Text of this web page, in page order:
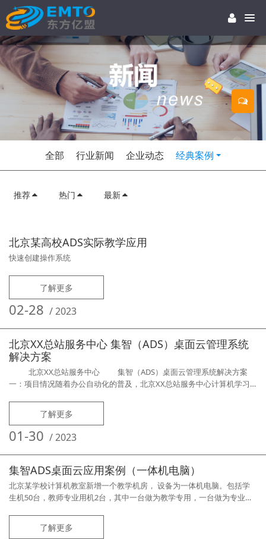
全部 行业新闻 企业动态 经典案例
推荐 热门 最新
北京某高校ADS实际教学应用
快速创建操作系统
了解更多
02-28 /2023
北京XX总站服务中心 集智（ADS）桌面云管理系统
解决方案
北京XX总站服务中心 集智（ADS）桌面云管理系统解决方案
一：项目情况随着办公自动化的普及，北京XX总站服务中心计算机学习
习中心响应国家要求全部替换为自主可控的国产计算机，由于采用的是国
产计算机，懂且熟悉的技术维护人员很少，由于该中心承担的任务繁多，
这样对计算机的维护管理就极为困难，必需寻求一个
了解更多
01-30 /2023
集智ADS桌面云应用案例（一体机电脑）
北京某学校计算机教室新增一个教学机房， 设备为一体机电脑。包括学
生机50台，教师专业用机2台，其中一台做为教学专用，一台做为专业考
件）2、统一管理、维护操作简单、易学易懂3、设备多重冗余（两台老师
机）推荐方案：集智（ADS）桌面云管理系统拓扑如下：现场实景拍摄：
了解更多